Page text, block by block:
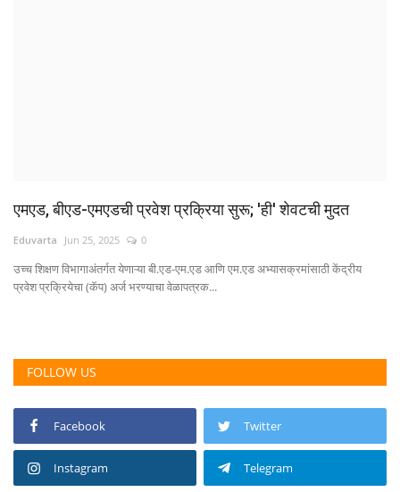
एमएड, बीएड-एमएडची प्रवेश प्रक्रिया सुरू; 'ही' शेवटची मुदत
Eduvarta Jun 25, 2025 0
उच्च शिक्षण विभागाअंतर्गत येणाऱ्या बी.एड-एम.एड आणि एम.एड अभ्यासक्रमांसाठी केंद्रीय
प्रवेश प्रक्रियेचा (कॅप) अर्ज भरण्याचा वेळापत्रक...
FOLLOW US
Facebook Twitter
Instagram Telegram